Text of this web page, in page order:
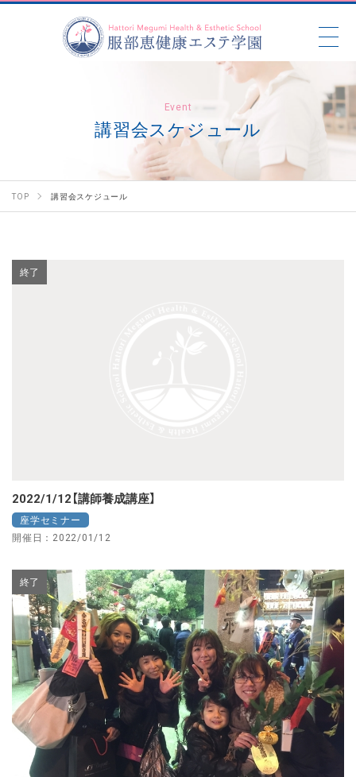
Event
講習会スケジュール
TOP 講習会スケジュール
終了
2022/1/12【講師養成講座】
座学セミナー
開催日：2022/01/12
終了